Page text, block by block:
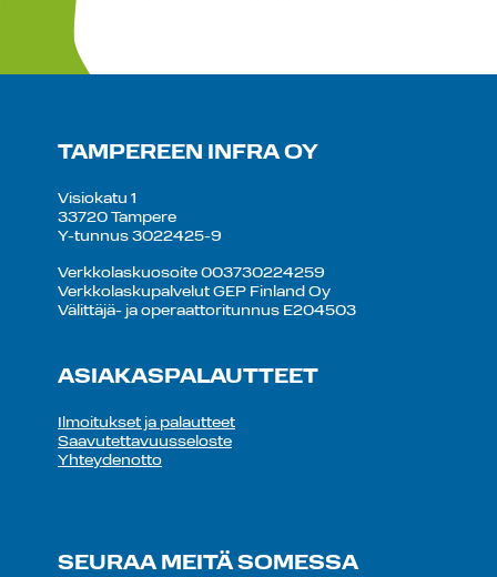
TAMPEREEN INFRA OY
Visiokatu 1
33720 Tampere
Y-tunnus 3022425-9
Verkkolaskuosoite 003730224259
Verkkolaskupalvelut GEP Finland Oy
Välittäjä- ja operaattoritunnus E204503
ASIAKASPALAUTTEET
Ilmoitukset ja palautteet
Saavutettavuusseloste
Yhteydenotto
SEURAA MEITÄ SOMESSA